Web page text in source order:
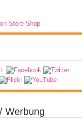
Werbung